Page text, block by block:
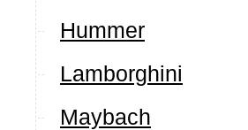
Hummer
Lamborghini
Maybach